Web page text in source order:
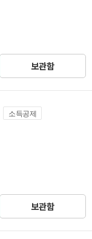
보관함
소득공제
보관함